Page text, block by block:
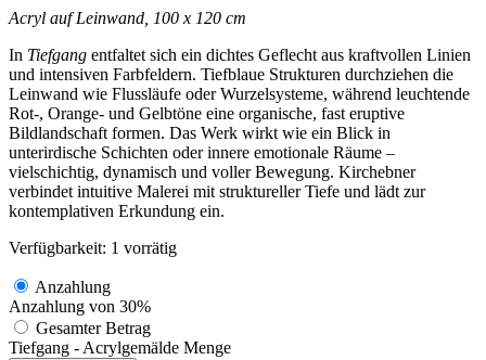
Acryl auf Leinwand, 100 x 120 cm
In Tiefgang entfaltet sich ein dichtes Geflecht aus kraftvollen Linien
und intensiven Farbfeldern. Tiefblaue Strukturen durchziehen die
Leinwand wie Flussläufe oder Wurzelsysteme, während leuchtende
Rot-, Orange- und Gelbtöne eine organische, fast eruptive
Bildlandschaft formen. Das Werk wirkt wie ein Blick in
unterirdische Schichten oder innere emotionale Räume –
vielschichtig, dynamisch und voller Bewegung. Kirchebner
verbindet intuitive Malerei mit struktureller Tiefe und lädt zur
kontemplativen Erkundung ein.
Verfügbarkeit: 1 vorrätig
Anzahlung
Anzahlung von 30%
Gesamter Betrag
Tiefgang - Acrylgemälde Menge